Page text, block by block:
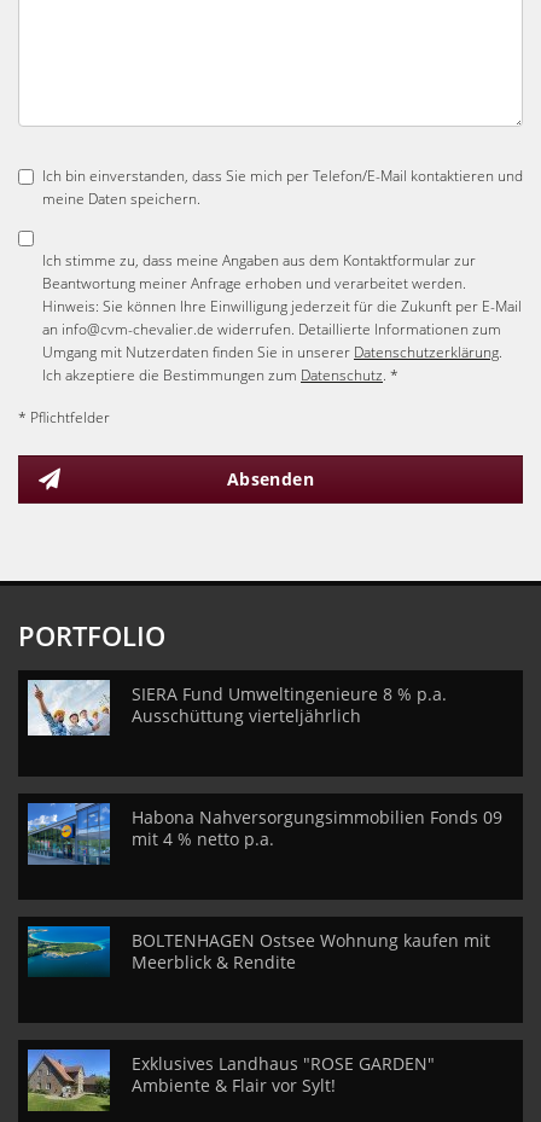
Ich bin einverstanden, dass Sie mich per Telefon/E-Mail kontaktieren und
meine Daten speichern.
Ich stimme zu, dass meine Angaben aus dem Kontaktformular zur
Beantwortung meiner Anfrage erhoben und verarbeitet werden.
Hinweis: Sie können Ihre Einwilligung jederzeit für die Zukunft per E-Mail
an info@cvm-chevalier.de widerrufen. Detaillierte Informationen zum
Umgang mit Nutzerdaten finden Sie in unserer Datenschutzerklärung.
Ich akzeptiere die Bestimmungen zum Datenschutz. *
* Pflichtfelder
Absenden
PORTFOLIO
SIERA Fund Umweltingenieure 8 % p.a.
Ausschüttung vierteljährlich
Habona Nahversorgungsimmobilien Fonds 09
mit 4 % netto p.a.
BOLTENHAGEN Ostsee Wohnung kaufen mit
Meerblick & Rendite
Exklusives Landhaus "ROSE GARDEN"
Ambiente & Flair vor Sylt!